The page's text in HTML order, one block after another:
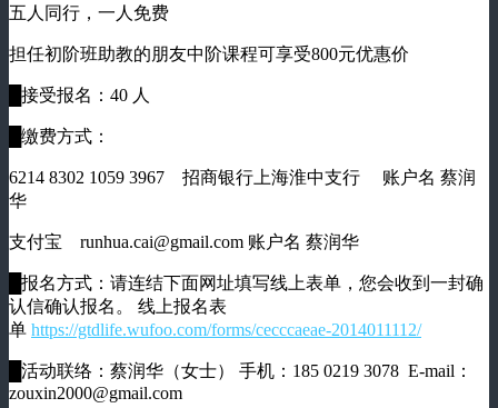
五人同行，一人免费
担任初阶班助教的朋友中阶课程可享受800元优惠价
█接受报名：40 人
█缴费方式：
6214 8302 1059 3967 招商银行上海淮中支行 账户名 蔡润
华
支付宝 runhua.cai@gmail.com 账户名 蔡润华
█报名方式：请连结下面网址填写线上表单，您会收到一封确
认信确认报名。 线上报名表
单 https://gtdlife.wufoo.com/forms/cecccaeae-2014011112/
█活动联络：蔡润华（女士） 手机：185 0219 3078 E-mail：
zouxin2000@gmail.com